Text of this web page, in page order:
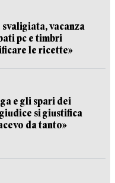
svaligiata, vacanza
pc e timbri
le ricette»
e gli spari dei
si giustifica
da tanto»